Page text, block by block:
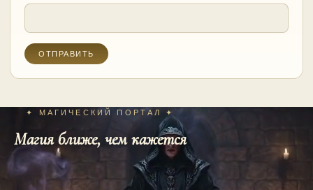
✦ МАГИЧЕСКИЙ ПОРТАЛ ✦
Магия ближе, чем кажется